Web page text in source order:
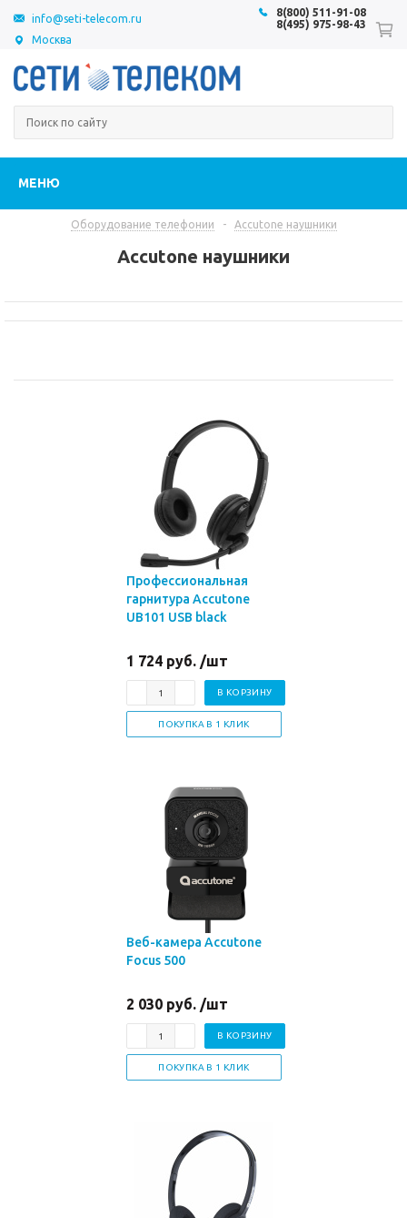
Москва
8(800) 511-91-08
8(495) 975-98-43
info@seti-telecom.ru
МЕНЮ
Оборудование телефонии - Accutone наушники
Accutone наушники
Профессиональная
гарнитура Accutone
UB101 USB black
1 724 руб. /шт
В КОРЗИНУ
ПОКУПКА В 1 КЛИК
Веб-камера Accutone
Focus 500
2 030 руб. /шт
В КОРЗИНУ
ПОКУПКА В 1 КЛИК